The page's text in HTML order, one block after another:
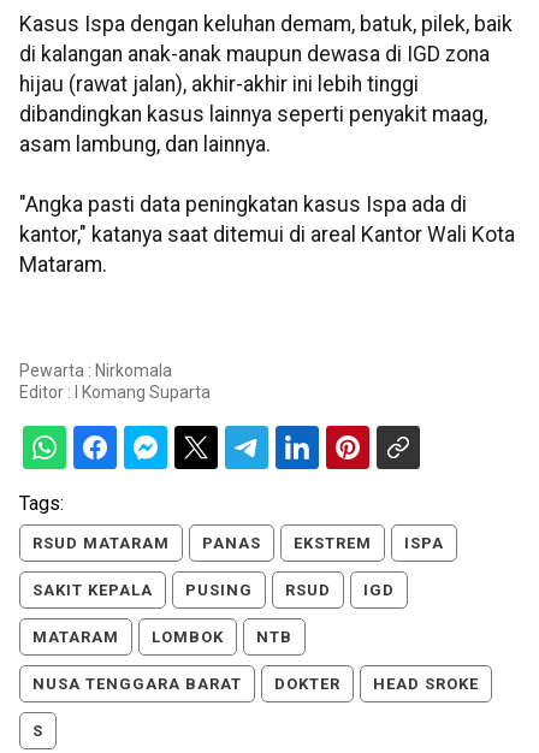
Kasus Ispa dengan keluhan demam, batuk, pilek, baik
di kalangan anak-anak maupun dewasa di IGD zona
hijau (rawat jalan), akhir-akhir ini lebih tinggi
dibandingkan kasus lainnya seperti penyakit maag,
asam lambung, dan lainnya.
"Angka pasti data peningkatan kasus Ispa ada di
kantor," katanya saat ditemui di areal Kantor Wali Kota
Mataram.
Pewarta : Nirkomala
Editor :
I Komang Suparta
Tags:
RSUD MATARAM PANAS EKSTREM ISPA
SAKIT KEPALA PUSING RSUD IGD
MATARAM LOMBOK NTB
NUSA TENGGARA BARAT DOKTER HEAD SROKE
S